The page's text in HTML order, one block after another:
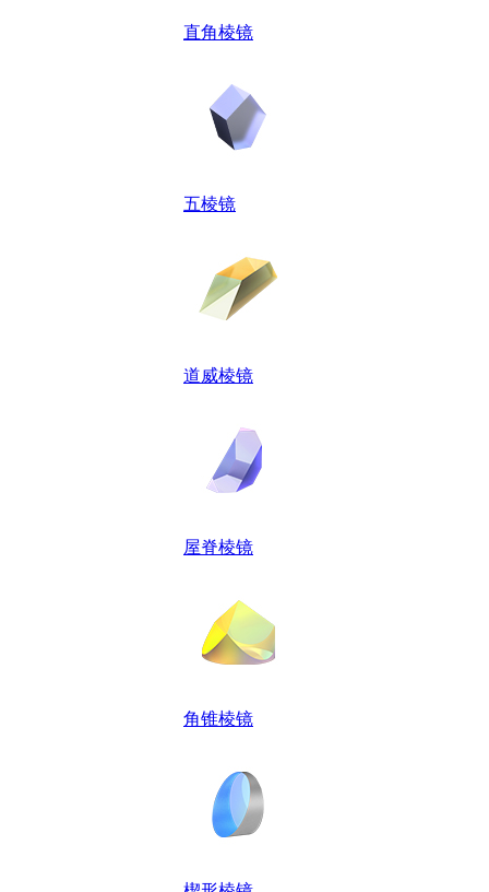
直角棱镜
五棱镜
道威棱镜
屋脊棱镜
角锥棱镜